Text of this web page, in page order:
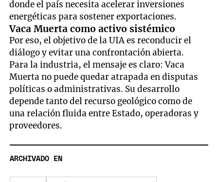
donde el país necesita acelerar inversiones
energéticas para sostener exportaciones.
Vaca Muerta como activo sistémico
Por eso, el objetivo de la UIA es reconducir el
diálogo y evitar una confrontación abierta.
Para la industria, el mensaje es claro: Vaca
Muerta no puede quedar atrapada en disputas
políticas o administrativas. Su desarrollo
depende tanto del recurso geológico como de
una relación fluida entre Estado, operadoras y
proveedores.
ARCHIVADO EN